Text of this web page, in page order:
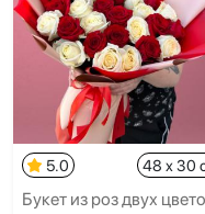
5.0 48 x 30
Букет из роз двух